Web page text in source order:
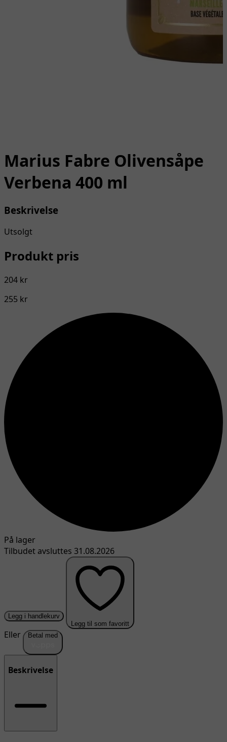
Marius Fabre Olivensåpe
Verbena 400 ml
Beskrivelse
Utsolgt
Produkt pris
204 kr
255 kr
På lager
Tilbudet avsluttes 31.08.2026
Legg i handlekurv
Legg til som favoritt
Eller Betal med
Beskrivelse